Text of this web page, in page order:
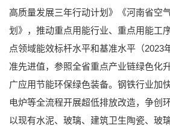
高质量发展三年行动计划》《河南省空
划》，推动重点用能行业、重点用能工
点领域能效标杆水平和基准水平（2023
准先进值，参照全省重点产业链绿色化
广应用节能环保绿色装备。钢铁行业加
电炉等全流程开展超低排放改造，争创
以现有水泥、玻璃、建筑卫生陶瓷、玻